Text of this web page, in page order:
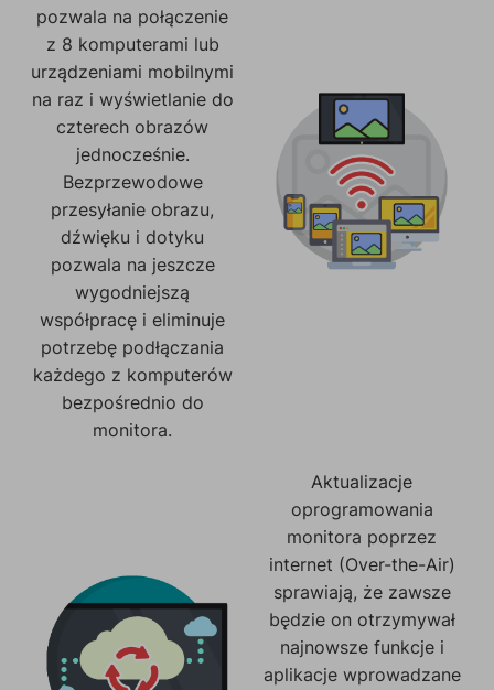
pozwala na połączenie
z 8 komputerami lub
urządzeniami mobilnymi
na raz i wyświetlanie do
czterech obrazów
jednocześnie.
Bezprzewodowe
przesyłanie obrazu,
dźwięku i dotyku
pozwala na jeszcze
wygodniejszą
współpracę i eliminuje
potrzebę podłączania
każdego z komputerów
bezpośrednio do
monitora.
Aktualizacje
oprogramowania
monitora poprzez
internet (Over-the-Air)
sprawiają, że zawsze
będzie on otrzymywał
najnowsze funkcje i
aplikacje wprowadzane